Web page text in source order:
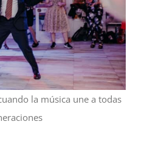
la música une a todas